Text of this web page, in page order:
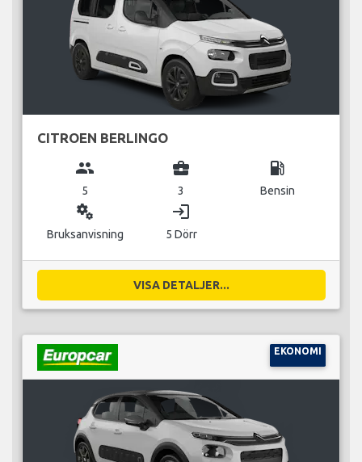
CITROEN BERLINGO
group
5
business_center
3
local_gas_station
Bensin
miscellaneous_services
Bruksanvisning
login
5 Dörr
VISA DETALJER...
EKONOMI